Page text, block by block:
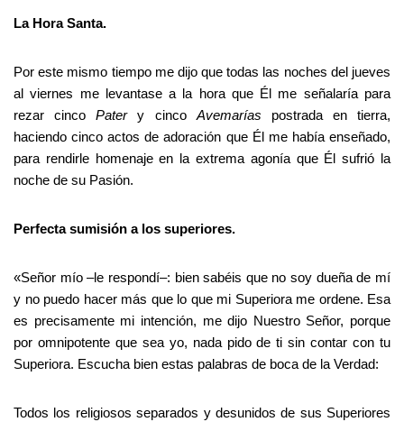
La Hora Santa.
Por este mismo tiempo me dijo que todas las noches del jueves
al viernes me levantase a la hora que Él me señalaría para
rezar cincoPatery cinco Avemarías postrada en tierra,
haciendo cinco actos de adoración que Él me había enseñado,
para rendirle homenaje en la extrema agonía que Él sufrió la
noche de su Pasión.
Perfecta sumisión a los superiores.
«Señor mío –le respondí–: bien sabéis que no soy dueña de mí
y no puedo hacer más que lo que mi Superiora me ordene. Esa
es precisamente mi intención, me dijo Nuestro Señor, porque
por omnipotente que sea yo, nada pido de ti sin contar con tu
Superiora. Escucha bien estas palabras de boca de la Verdad:
Todos los religiosos separados y desunidos de sus Superiores